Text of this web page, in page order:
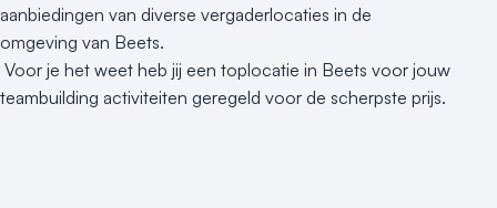
aanbiedingen van diverse vergaderlocaties in de
omgeving van Beets.
Voor je het weet heb jij een toplocatie in Beets voor jouw
teambuilding activiteiten geregeld voor de scherpste prijs.